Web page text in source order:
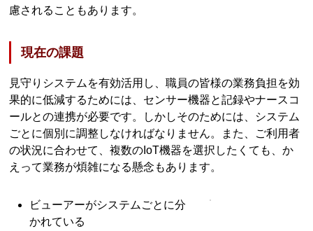
慮されることもあります。
現在の課題
見守りシステムを有効活用し、職員の皆様の業務負担を効
果的に低減するためには、センサー機器と記録やナースコ
ールとの連携が必要です。しかしそのためには、システム
ごとに個別に調整しなければなりません。また、ご利用者
の状況に合わせて、複数のIoT機器を選択したくても、か
えって業務が煩雑になる懸念もあります。
ビューアーがシステムごとに分
かれている